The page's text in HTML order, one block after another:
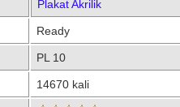
Plakat Akrilik
Ready
PL 10
14670 kali